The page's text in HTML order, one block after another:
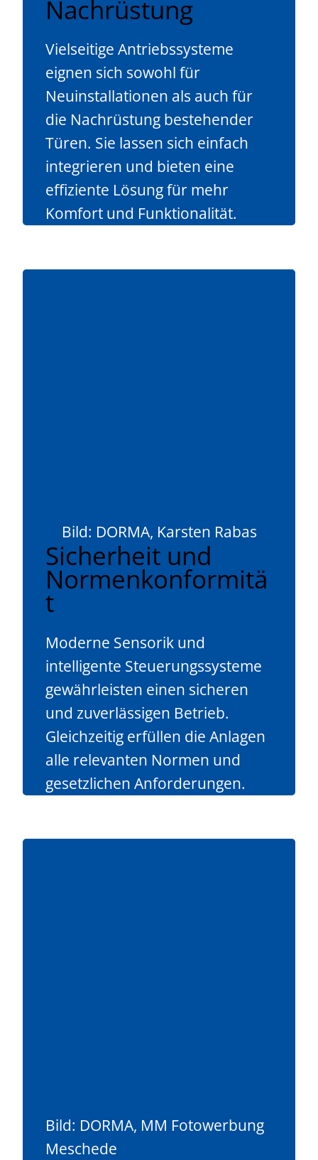
Nachrüstung
Vielseitige Antriebssysteme
eignen sich sowohl für
Neuinstallationen als auch für
die Nachrüstung bestehender
Türen. Sie lassen sich einfach
integrieren und bieten eine
effiziente Lösung für mehr
Komfort und Funktionalität.
Bild: DORMA, Karsten Rabas
Sicherheit und
Normenkonformitä
t
Moderne Sensorik und
intelligente Steuerungssysteme
gewährleisten einen sicheren
und zuverlässigen Betrieb.
Gleichzeitig erfüllen die Anlagen
alle relevanten Normen und
gesetzlichen Anforderungen.
Bild: DORMA, MM Fotowerbung
Meschede